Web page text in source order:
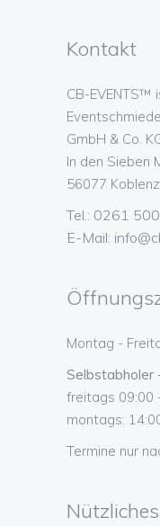
Kontakt
CB-EVENTS™
GmbH & Co.
In den Sieben
56077 Koblenz
Tel.: 0261
E-Mail:
Montag -
Selbstabholer
freitags 09:00
montags:
Termine nur
Nützliches